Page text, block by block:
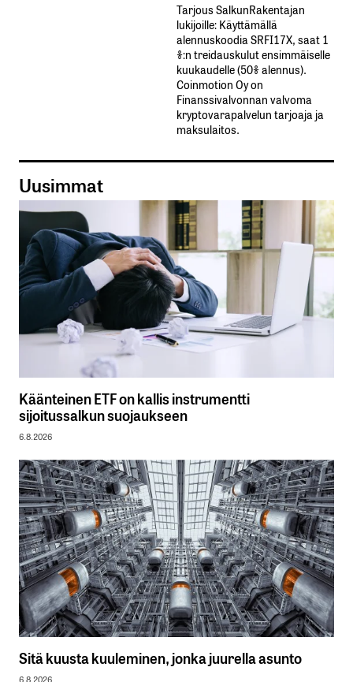
Tarjous SalkunRakentajan
lukijoille: Käyttämällä​ ​
alennuskoodia​ ​SRFI17X,​ ​saat​ ​1
%:n treidauskulut​ ​ensimmäiselle​ ​
kuukaudelle​ ​(50%​ ​alennus).
Coinmotion Oy on
Finanssivalvonnan valvoma
kryptovarapalvelun tarjoaja ja
maksulaitos.
Uusimmat
Käänteinen ETF on kallis instrumentti
sijoitussalkun suojaukseen
6.8.2026
Sitä kuusta kuuleminen, jonka juurella asunto
6.8.2026